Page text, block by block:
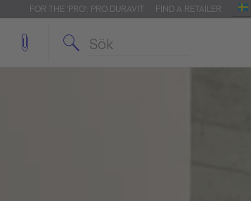
FOR THE 'PRO': PRO.DURAVIT FIND A RETAILER